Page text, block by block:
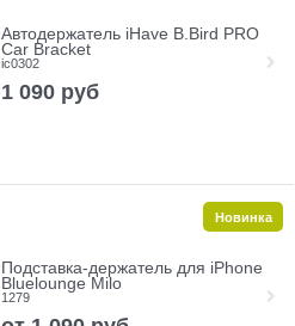
Автодержатель iHave B.Bird PRO
Car Bracket
ic0302
1 090 руб
Подставка-держатель для iPhone
Bluelounge Milo
1279
Новинка